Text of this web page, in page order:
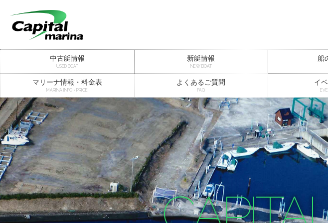
中古艇情報
USED BOAT
新艇情報
NEW BOAT
船
マリーナ情報・料金表
MARINA INFO・PRICE
よくあるご質問
FAQ
イ